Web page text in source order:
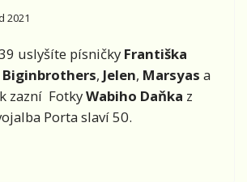
2021
uslyšíte písničky Františka
Biginbrothers, Jelen, Marsyas a
zazní FotkyWabiho Daňka z
Porta slaví 50.